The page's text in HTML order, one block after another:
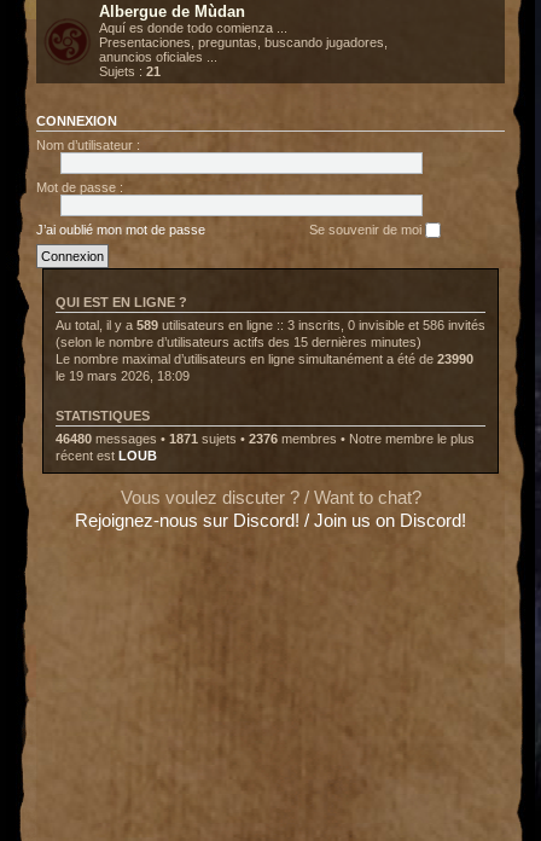
Albergue de Mùdan
Aquí es donde todo comienza ...
Presentaciones, preguntas, buscando jugadores,
anuncios oficiales ...
Sujets : 21
CONNEXION
Nom d’utilisateur :
Mot de passe :
J’ai oublié mon mot de passe Se souvenir de moi
QUI EST EN LIGNE ?
Au total, il y a 589 utilisateurs en ligne :: 3 inscrits, 0 invisible et 586 invités
(selon le nombre d’utilisateurs actifs des 15 dernières minutes)
Le nombre maximal d’utilisateurs en ligne simultanément a été de 23990
le 19 mars 2026, 18:09
STATISTIQUES
46480 messages • 1871 sujets • 2376 membres • Notre membre le plus
récent est LOUB
Vous voulez discuter ? / Want to chat?
Rejoignez-nous sur Discord! / Join us on Discord!